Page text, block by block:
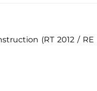
(RT 2012 / RE